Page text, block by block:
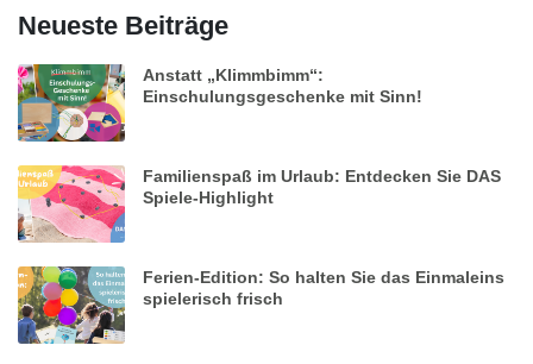
Neueste Beiträge
Anstatt „Klimmbimm“:
Einschulungsgeschenke mit Sinn!
Familienspaß im Urlaub: Entdecken Sie DAS
Spiele-Highlight
Ferien-Edition: So halten Sie das Einmaleins
spielerisch frisch